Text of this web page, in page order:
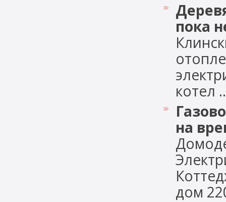
пока
котел
на
дом